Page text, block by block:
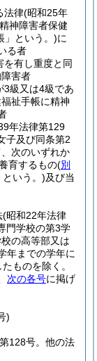
法律(昭和25年
神障害者保健
」という。)に
る者
を有し重度と同
害者
3級又は4級であ
祉手帳に精神
年法律第129
子及び同条第2
次のいずれか
育するもの(別
いう。)及び当
(昭和22年法律
門学校の第3学
の高等部又は
年までの学年に
ものを除く。
次の各号に掲げ
)
128号。他の法